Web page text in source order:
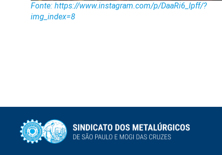
Fonte: https://www.instagram.com/p/DaaRi6_lpff/?
img_index=8